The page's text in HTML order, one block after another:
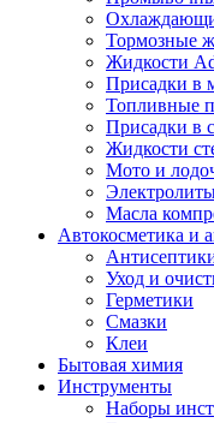
Тормозные
Жидкости
Присадки в
Топливные
Присадки в
Жидкости
Мото и
Масла
Автокосметика и
Уход и
Герметики
Смазки
Клеи
Бытовая химия
Инструменты
Наборы